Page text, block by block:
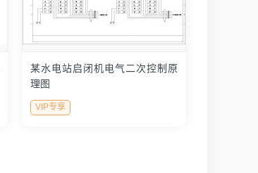
某水电站启闭机电气二次控制原
理图
VIP专享